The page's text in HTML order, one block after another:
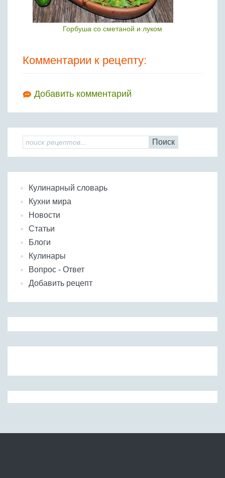
Горбуша со сметаной и луком
Комментарии к рецепту:
Добавить комментарий
Поиск
Кулинарный словарь
Кухни мира
Новости
Статьи
Блоги
Кулинары
Вопрос - Ответ
Добавить рецепт